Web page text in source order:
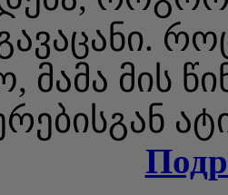
მამა მის